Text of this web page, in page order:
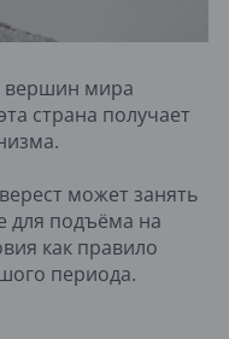
вершин мира
страна получает
может занять
для подъёма на
как правило
периода.